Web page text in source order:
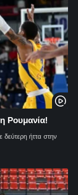
Ρουμανία!
ήττα στην